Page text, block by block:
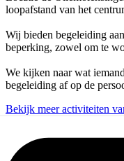
loopafstand van het
Wij bieden begeleiding
beperking, zowel om te
We kijken naar wat
begeleiding af op de
Bekijk meer activiteiten